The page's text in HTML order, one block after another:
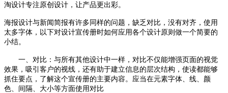
淘设计专注原创设计，让产品更出彩。
海报设计与新闻简报有许多同样的问题，缺乏对比，没有对齐，使用
太多字体，以下对设计宣传册时如何应用各个设计原则做一个简要的
小结。
一、对比：与所有其他设计中一样，对比不仅能增强页面的视觉
效果，吸引客户的视线，还有助于建立信息的层次结构，使读都能够
抓住要点，了解这个宣传册的主要内容。应当在元素字体、线、颜
色、间隔、大小等方面使用对比